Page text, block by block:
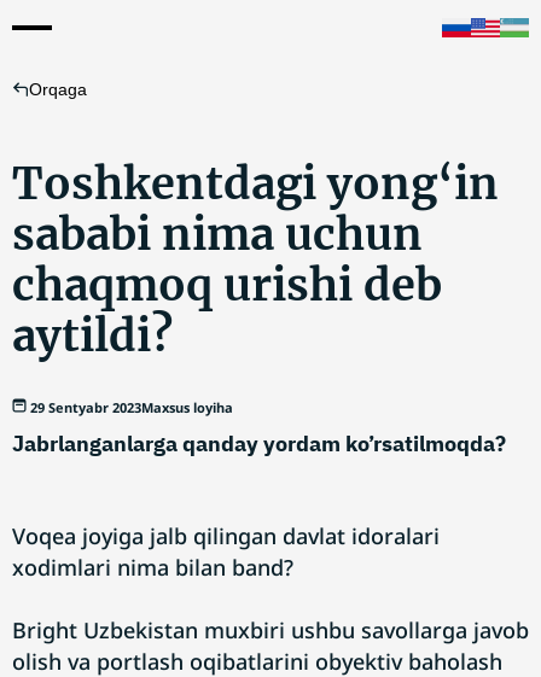
Orqaga
Toshkentdagi yong‘in
sababi nima uchun
chaqmoq urishi deb
aytildi?
29 Sentyabr 2023Maxsus loyiha
Jabrlanganlarga qanday yordam ko’rsatilmoqda?
Voqea joyiga jalb qilingan davlat idoralari
xodimlari nima bilan band?
Bright Uzbekistan muxbiri ushbu savollarga javob
olish va portlash oqibatlarini obyektiv baholash